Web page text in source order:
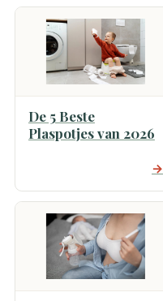
De 5 Beste
Plaspotjes van 2026
→